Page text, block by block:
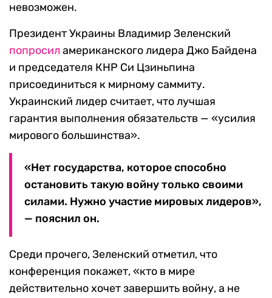
невозможен.
Президент Украины Владимир Зеленский
попросил американского лидера Джо Байдена
и председателя КНР Си Цзиньпина
присоединиться к мирному саммиту.
Украинский лидер считает, что лучшая
гарантия выполнения обязательств — «усилия
мирового большинства».
«Нет государства, которое способно
остановить такую войну только своими
силами. Нужно участие мировых лидеров»,
— пояснил он.
Среди прочего, Зеленский отметил, что
конференция покажет, «кто в мире
действительно хочет завершить войну, а не